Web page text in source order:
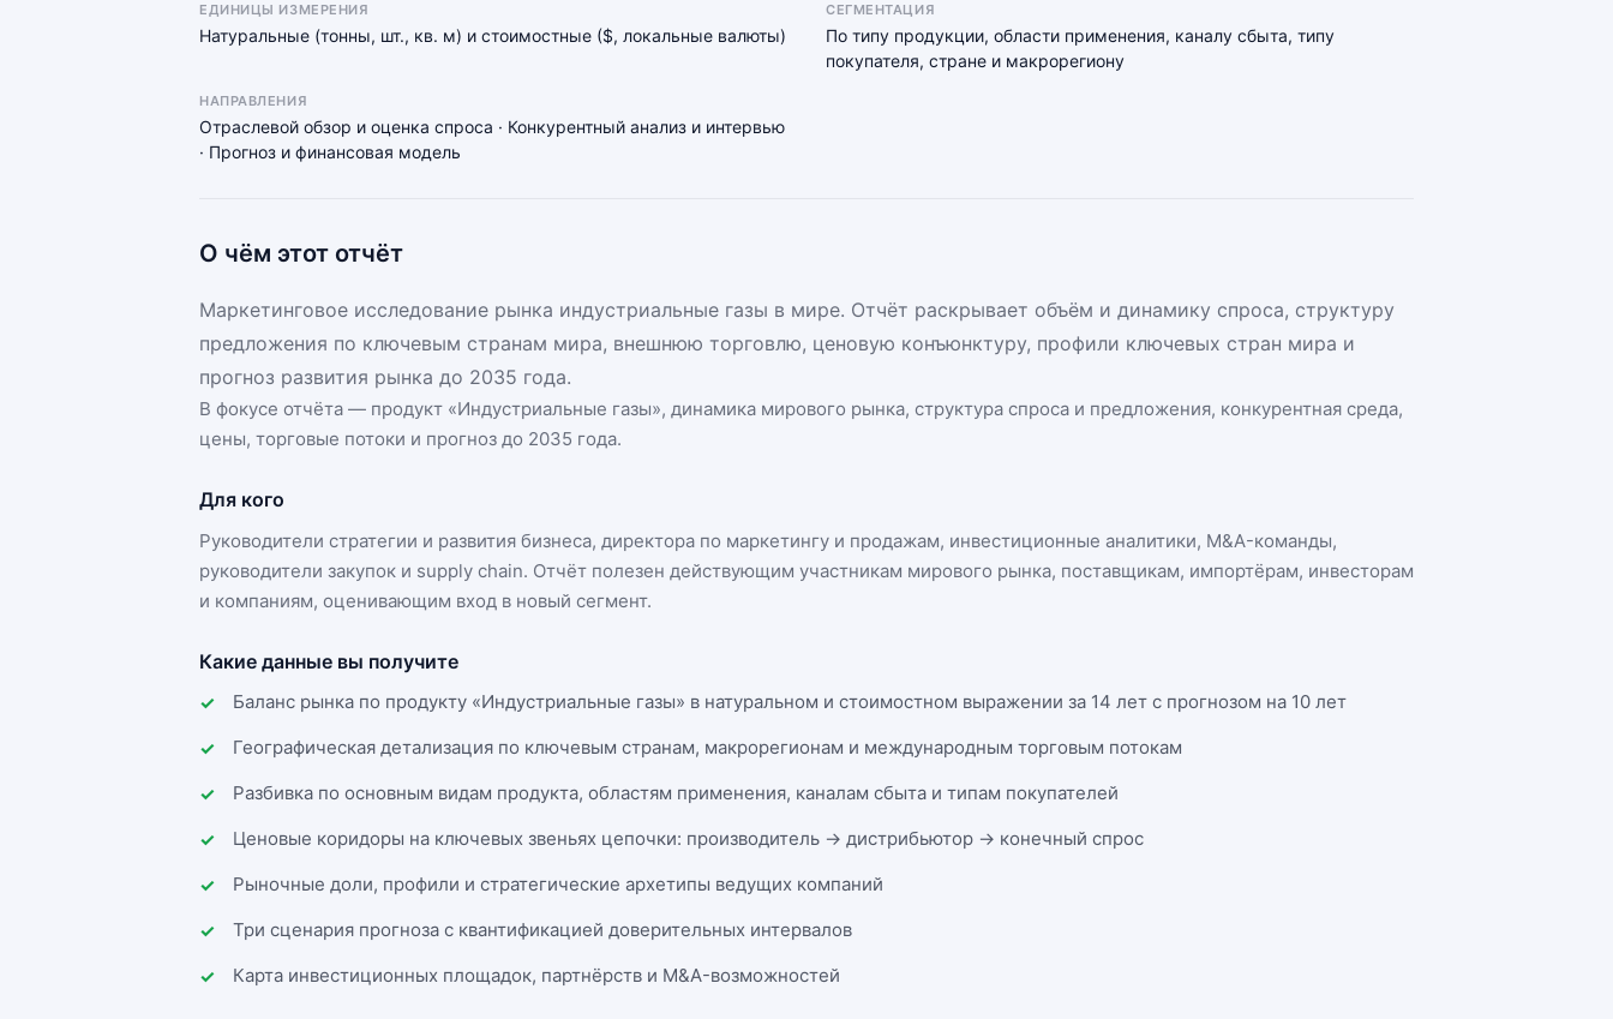
ЕДИНИЦЫ ИЗМЕРЕНИЯ
Натуральные (тонны, шт., кв. м) и стоимостные ($, локальные валюты)
СЕГМЕНТАЦИЯ
По типу продукции, области применения, каналу сбыта, типу
покупателя, стране и макрорегиону
НАПРАВЛЕНИЯ
Отраслевой обзор и оценка спроса · Конкурентный анализ и интервью
· Прогноз и финансовая модель
О чём этот отчёт
Маркетинговое исследование рынка индустриальные газы в мире. Отчёт раскрывает объём и динамику спроса, структуру
предложения по ключевым странам мира, внешнюю торговлю, ценовую конъюнктуру, профили ключевых стран мира и
прогноз развития рынка до 2035 года.
В фокусе отчёта — продукт «Индустриальные газы», динамика мирового рынка, структура спроса и предложения, конкурентная среда,
цены, торговые потоки и прогноз до 2035 года.
Для кого
Руководители стратегии и развития бизнеса, директора по маркетингу и продажам, инвестиционные аналитики, M&A-команды,
руководители закупок и supply chain. Отчёт полезен действующим участникам мирового рынка, поставщикам, импортёрам, инвесторам
и компаниям, оценивающим вход в новый сегмент.
Какие данные вы получите
Баланс рынка по продукту «Индустриальные газы» в натуральном и стоимостном выражении за 14 лет с прогнозом на 10 лет
Географическая детализация по ключевым странам, макрорегионам и международным торговым потокам
Разбивка по основным видам продукта, областям применения, каналам сбыта и типам покупателей
Ценовые коридоры на ключевых звеньях цепочки: производитель → дистрибьютор → конечный спрос
Рыночные доли, профили и стратегические архетипы ведущих компаний
Три сценария прогноза с квантификацией доверительных интервалов
Карта инвестиционных площадок, партнёрств и M&A-возможностей